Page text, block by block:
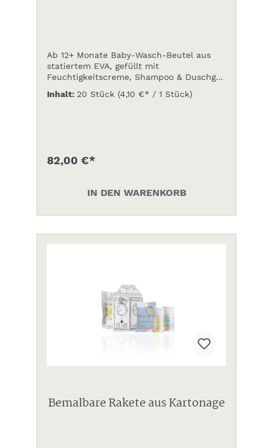
Ab 12+ Monate Baby-Wasch-Beutel aus
statiertem EVA, gefüllt mit
Feuchtigkeitscreme, Shampoo & Duschgel,
Inhalt: 20 Stück (4,10 €* / 1 Stück)
82,00 €*
IN DEN WARENKORB
Bemalbare Rakete aus Kartonage